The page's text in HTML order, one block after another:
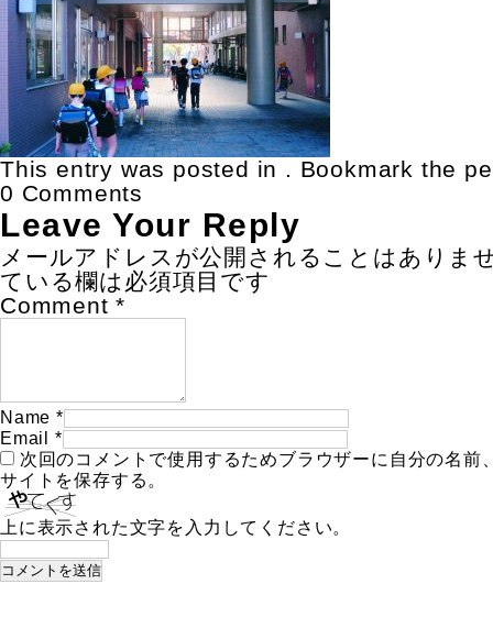
This entry was posted in . Bookmark the
0 Comments
Leave Your Reply
メールアドレスが公開されることはありま
ている欄は必須項目です
Comment *
Name *
Email
*
次回のコメントで使用するためブラウザーに自分の名前
サイトを保存する。
上に表示された文字を入力してください。